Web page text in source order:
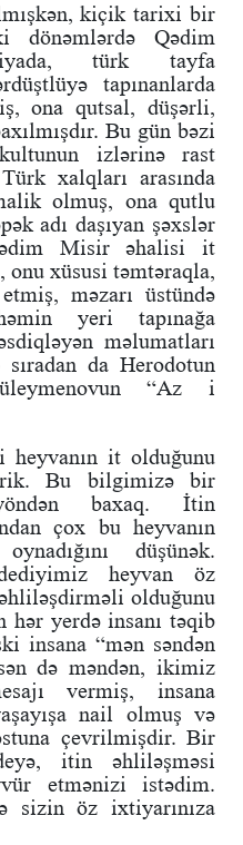
kiçik tarixi bir
dönəmlərdə Qədim
türk tayfa
tapınanlarda
ona qutsal, düşərli,
Bu gün bəzi
izlərinə rast
xalqları arasında
olmuş, ona qutlu
adı daşıyan şəxslər
Misir əhalisi it
onu xüsusi təmtəraqla,
məzarı üstündə
yeri tapınağa
məlumatları
da Herodotun
“Az i
it olduğunu
Bu bilgimizə bir
baxaq. İtin
çox bu heyvanın
düşünək.
heyvan öz
olduğunu
hər yerdə insanı təqib
insana “mən səndən
də məndən, ikimiz
vermiş, insana
nail olmuş və
çevrilmişdir. Bir
itin əhliləşməsi
etmənizi istədim.
sizin öz ixtiyarınıza